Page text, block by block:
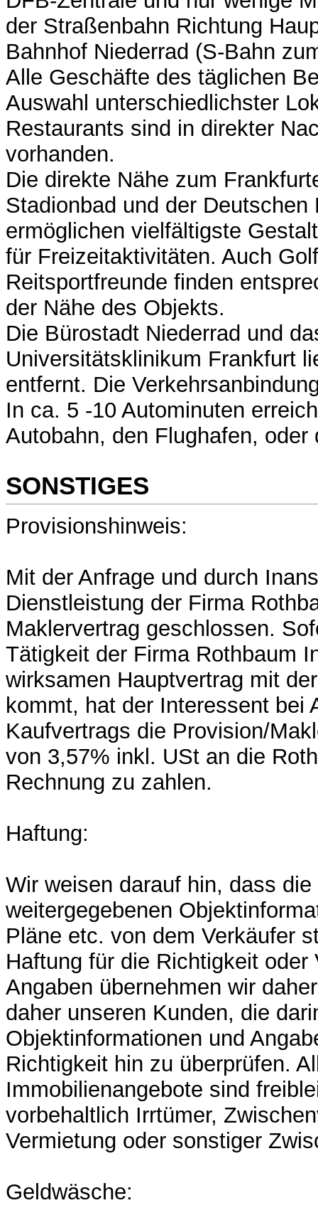
der Straßenbahn Richtung
Bahnhof Niederrad (S-Bahn
Alle Geschäfte des täglichen
Auswahl unterschiedlichster
Restaurants sind in direkter
vorhanden.
Die direkte Nähe zum
Stadionbad und der Deutschen
ermöglichen vielfältigste
für Freizeitaktivitäten. Auch
Reitsportfreunde finden
der Nähe des Objekts.
Die Bürostadt Niederrad und
Universitätsklinikum Frankfurt
entfernt. Die
In ca. 5 -10 Autominuten
Autobahn, den Flughafen, oder
SONSTIGES
Provisionshinweis:
Mit der Anfrage und durch
Dienstleistung der Firma
Maklervertrag geschlossen.
Tätigkeit der Firma Rothbaum
wirksamen Hauptvertrag mit
kommt, hat der Interessent bei
Kaufvertrags die Provision/
von 3,57% inkl. USt an die
Rechnung zu zahlen.
Haftung:
Wir weisen darauf hin, dass
weitergegebenen
Pläne etc. von dem Verkäufer
Haftung für die Richtigkeit oder
Angaben übernehmen wir
daher unseren Kunden, die
Objektinformationen und
Richtigkeit hin zu überprüfen.
Immobilienangebote sind
vorbehaltlich Irrtümer,
Vermietung oder sonstiger
Geldwäsche: